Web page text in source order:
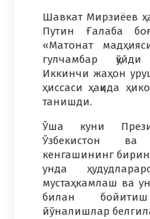
Шавкат Мирзиёев
Путин Ғалаба
«Матонат
гулчамбар
Иккинчи жаҳон
ҳиссаси ҳақида
танишди.
Ўша куни
Ўзбекистон ва
кенгашининг
унда
мустаҳкамлаш ва
билан
йўналишлар